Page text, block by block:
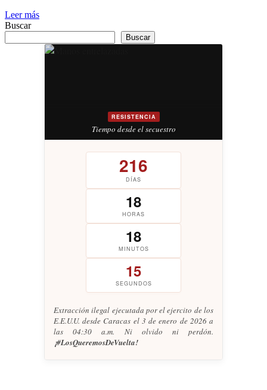
Leer más
Buscar
Buscar
RESISTENCIA
Tiempo desde el secuestro
216
DÍAS
18
HORAS
18
MINUTOS
16
SEGUNDOS
Extracción ilegal ejecutada por el ejercito de los
E.E.U.U. desde Caracas el 3 de enero de 2026 a
las 04:30 a.m. Ni olvido ni perdón.
¡#LosQueremosDeVuelta!